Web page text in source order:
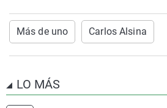
Más de uno Carlos Alsina
LO MÁS